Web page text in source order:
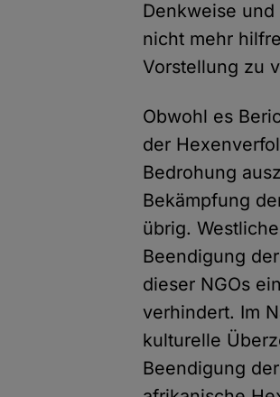
Denkweise
nicht mehr
Vorstellung zu
Obwohl es
der
Bedrohung
Bekämpfung
übrig.
Beendigung
dieser NGOs
verhindert. Im
kulturelle
Beendigung